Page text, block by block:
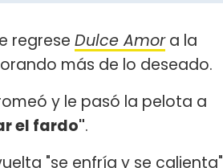
regrese Dulce Amora la
más de lo deseado.
y le pasó la pelota a
el fardo".
"se enfría y se calienta"